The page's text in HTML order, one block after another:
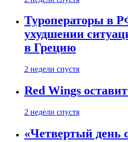
Туроператоры в
ухудшении
в Грецию
2 недели спустя
Red Wings
2 недели спустя
«Четвертый день